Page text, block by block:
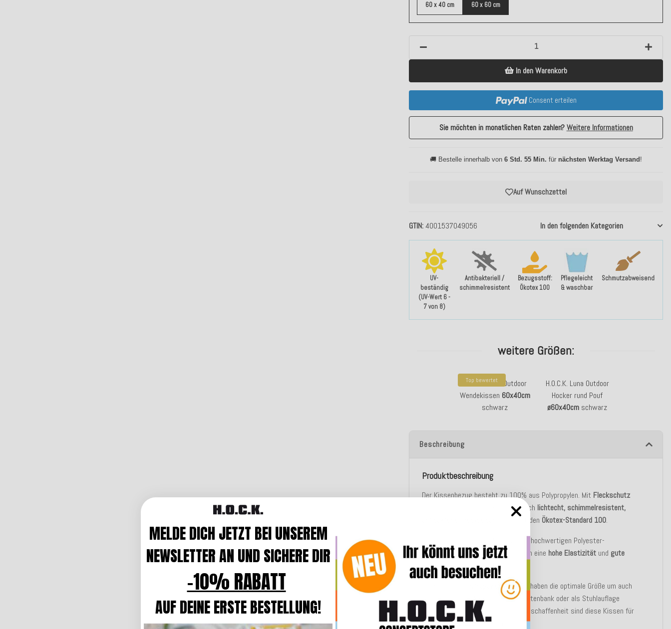
UV-
beständig
(UV-Wert 6 -
7 von 8)
Antibakteriell /
schimmelresistent
Bezugsstoff:
Ökotex 100
Pflegeleicht
& waschbar
Schmutzabweisend
GTIN 4001537049056 In den folgenden Kategorien
Auf Wunschzettel
60 x 40 cm 60 x 60 cm
In den Warenkorb
Consent erteilen
Sie möchten in monatlichen Raten zahlen?Weitere Informationen
🚚 Bestelle innerhalb von6 Std. 55 Min. für nächsten Werktag Versand !
weitere Größen:
Top bewertet
H.O.C.K. Luna Outdoor
Wendekissen 60x40cm
schwarz
H.O.C.K. Luna Outdoor
Hocker rund Pouf
ø60x40cm schwarz
Beschreibung
Produktbeschreibung
Der Kissenbezug besteht zu 100% aus Polypropylen. Mit Fleckschutz
ausgerüstet ist der Bezug zusätzlich lichtecht, schimmelresistent,
und erfüllt den Ökotex-Standard 100.
Die Kissenfüllung besteht aus einer hochwertigen Polyester-
Hochbauschvliesfaser, die sich durch eine hohe Elastizität und gute
Rückstellwerteauszeichnet.
strapazierfähigund haben die optimale Größe um auch
flexibel als Bodenkissen, auf der Gartenbank oder als Stuhlauflage
eingesetzt zu werden. Durch Ihre Beschaffenheit sind diese Kissen für
IndoorundOutdoorgeeignet.
MELDE DICH JETZT BEI UNSEREM
NEWSLETTER AN UND SICHERE DIR
-10% RABATT
AUF DEINE ERSTE BESTELLUNG!